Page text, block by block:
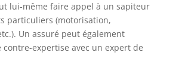
lui-même faire appel à un sapiteur
particuliers (motorisation,
Un assuré peut également
expertise avec un expert de